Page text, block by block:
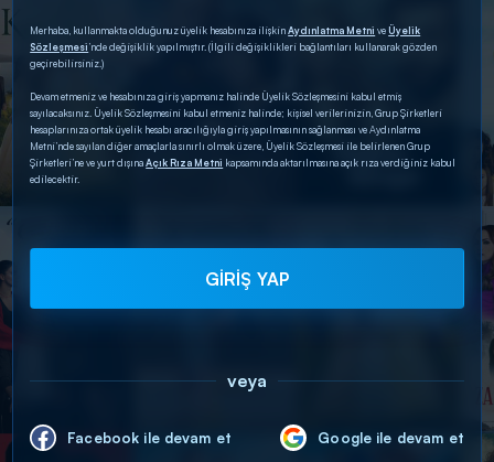
DİĞER SONUÇLAR
Merhaba, kullanmakta olduğunuz üyelik hesabınıza ilişkinAydınlatma Metni veÜyelik
Sözleşmesi’nde değişiklik yapılmıştır. (İlgili değişiklikleri bağlantıları kullanarak gözden
geçirebilirsiniz.)
Devam etmeniz ve hesabınıza giriş yapmanız halinde Üyelik Sözleşmesini kabul etmiş
sayılacaksınız. Üyelik Sözleşmesini kabul etmeniz halinde; kişisel verilerinizin, Grup Şirketleri
hesaplarınıza ortak üyelik hesabı aracılığıyla giriş yapılmasının sağlanması ve Aydınlatma
Metni’nde sayılan diğer amaçlarla sınırlı olmak üzere, Üyelik Sözleşmesi ile belirlenen Grup
Şirketleri’ne ve yurt dışınaAçık Rıza Metni kapsamında aktarılmasına açık rıza verdiğiniz kabul
edilecektir.
GİRİŞ YAP
veya
Facebook ile devam et Google ile devam et